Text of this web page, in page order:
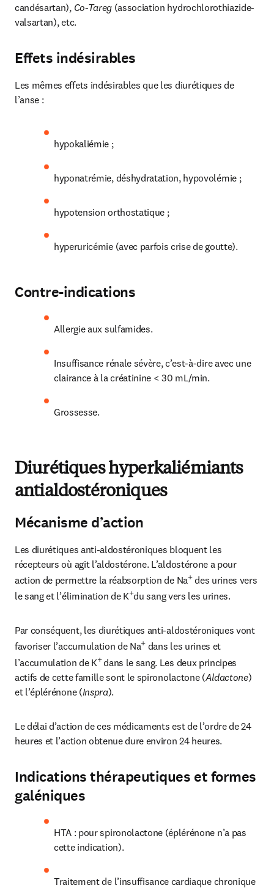
candésartan), Co-Tareg (association hydrochlorothiazide-
valsartan), etc.
Effets indésirables
Les mêmes effets indésirables que les diurétiques de
l’anse :
hypokaliémie ;
hyponatrémie, déshydratation, hypovolémie ;
hypotension orthostatique ;
hyperuricémie (avec parfois crise de goutte).
Contre-indications
Allergie aux sulfamides.
Insuffisance rénale sévère, c’est-à-dire avec une
clairance à la créatinine < 30 mL/min.
Grossesse.
Diurétiques hyperkaliémiants
antialdostéroniques
Mécanisme d’action
Les diurétiques anti-aldostéroniques bloquent les
récepteurs où agit l’aldostérone. L’aldostérone a pour
action de permettre la réabsorption de Na+ des urines vers
le sang et l’élimination de K+du sang vers les urines.
Par conséquent, les diurétiques anti-aldostéroniques vont
favoriser l’accumulation de Na+ dans les urines et
l’accumulation de K+ dans le sang. Les deux principes
actifs de cette famille sont le spironolactone (Aldactone)
et l’éplérénone (Inspra).
Le délai d’action de ces médicaments est de l’ordre de 24
heures et l’action obtenue dure environ 24 heures.
Indications thérapeutiques et formes
galéniques
HTA : pour spironolactone (éplérénone n’a pas
cette indication).
Traitement de l’insuffisance cardiaque chronique